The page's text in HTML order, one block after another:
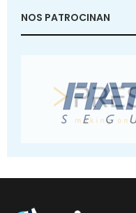
NOS PATROCINAN